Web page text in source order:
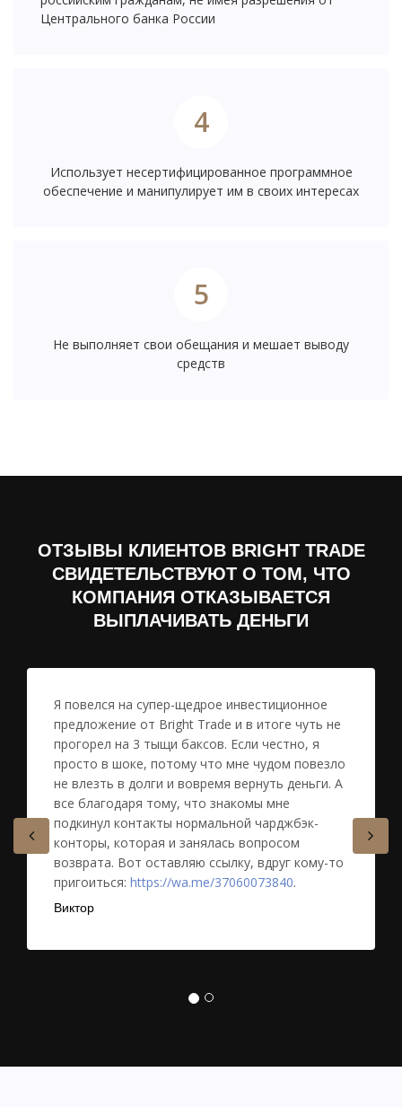
Центрального банка России
4
Использует несертифицированное программное
обеспечение и манипулирует им в своих интересах
5
Не выполняет свои обещания и мешает выводу
средств
ОТЗЫВЫ КЛИЕНТОВ BRIGHT TRADE
СВИДЕТЕЛЬСТВУЮТ О ТОМ, ЧТО
КОМПАНИЯ ОТКАЗЫВАЕТСЯ
ВЫПЛАЧИВАТЬ ДЕНЬГИ
Я повелся на супер-щедрое инвестиционное
предложение от Bright Trade и в итоге чуть не
прогорел на 3 тыщи баксов. Если честно, я
просто в шоке, потому что мне чудом повезло
не влезть в долги и вовремя вернуть деньги. А
все благодаря тому, что знакомы мне
подкинул контакты нормальной чарджбэк-
конторы, которая и занялась вопросом
возврата. Вот оставляю ссылку, вдруг кому-то
пригоиться: https://wa.me/37060073840.
Виктор